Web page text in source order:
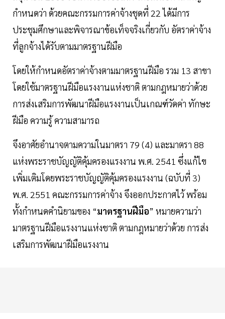
กำหนดว่า ด้วยคณะกรรมการค่าจ้างชุดที่ 22 ได้มีการ
ประชุมศึกษาและพิจารณาข้อเท็จจริงเกี่ยวกับ อัตราค่าจ้าง
ที่ลูกจ้างได้รับตามมาตรฐานฝีมือ
โดยให้กำหนดอัตราค่าจ้างตามมาตรฐานฝีมือ รวม 13 สาขา
โดยใช้มาตรฐานฝีมือแรงงานแห่งชาติ ตามกฎหมายว่าด้วย
การส่งเสริมการพัฒนาฝีมือแรงงานเป็นเกณฑ์วัดค่า ทักษะ
ฝีมือ ความรู้ ความสามารถ
จึงอาศัยอำนาจตามความในมาตรา 79 (4) และมาตรา 88
แห่งพระราชบัญญัติคุ้มครองแรงงาน พ.ศ. 2541 ซึ่งแก้ไข
เพิ่มเติมโดยพระราชบัญญัติคุ้มครองแรงงาน (ฉบับที่ 3)
พ.ศ. 2551 คณะกรรมการค่าจ้าง จึงออกประกาศไว้ พร้อม
ทั้งกำหนดคำนิยามของ “มาตรฐานฝีมือ” หมายความว่า
มาตรฐานฝีมือแรงงานแห่งชาติ ตามกฎหมายว่าด้วย การส่ง
เสริมการพัฒนาฝีมือแรงงาน